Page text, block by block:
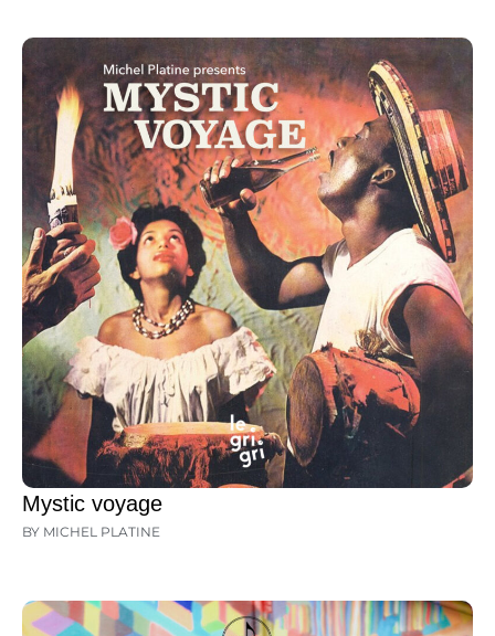
Mystic voyage
BY MICHEL PLATINE
PagePagePagePagePage Page